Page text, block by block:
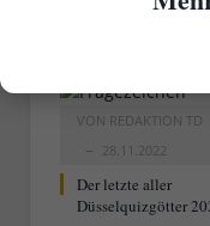
VON REDAKTION TD
28.11.2022
Der letzte aller
Düsselquizgötter